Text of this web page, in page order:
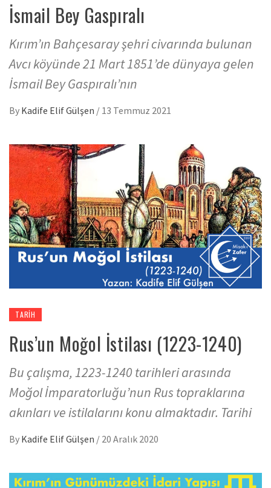
İsmail Bey Gaspıralı
Kırım’ın Bahçesaray şehri civarında bulunan
Avcı köyünde 21 Mart 1851’de dünyaya gelen
İsmail Bey Gaspıralı’nın
By Kadife Elif Gülşen / 13 Temmuz 2021
TARIH
Rus’un Moğol İstilası (1223-1240)
Bu çalışma, 1223-1240 tarihleri arasında
Moğol İmparatorluğu’nun Rus topraklarına
akınları ve istilalarını konu almaktadır. Tarihi
By Kadife Elif Gülşen / 20 Aralık 2020